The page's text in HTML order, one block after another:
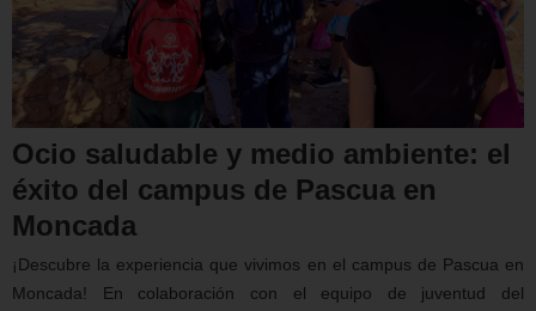
Ocio saludable y medio ambiente: el
éxito del campus de Pascua en
Moncada
¡Descubre la experiencia que vivimos en el campus de Pascua en
Moncada! En colaboración con el equipo de juventud del